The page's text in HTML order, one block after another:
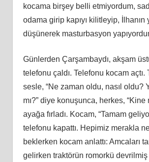
kocama birşey belli etmiyordum,
odama girip kapıyı kilitleyip, İlhanın
düşünerek masturbasyon
Günlerden Çarşambaydı, akşam
telefonu çaldı. Telefonu kocam açtı.
sesle, “Ne zaman oldu, nasıl oldu?
mı?” diye konuşunca, herkes, “Kine
ayağa fırladı. Kocam, “Tamam
telefonu kapattı. Hepimiz merakla
beklerken kocam anlattı: Amcaları
gelirken traktörün romorkü devrilmiş